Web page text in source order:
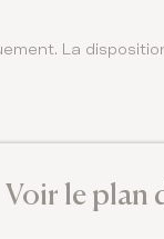
La
Voir le plan